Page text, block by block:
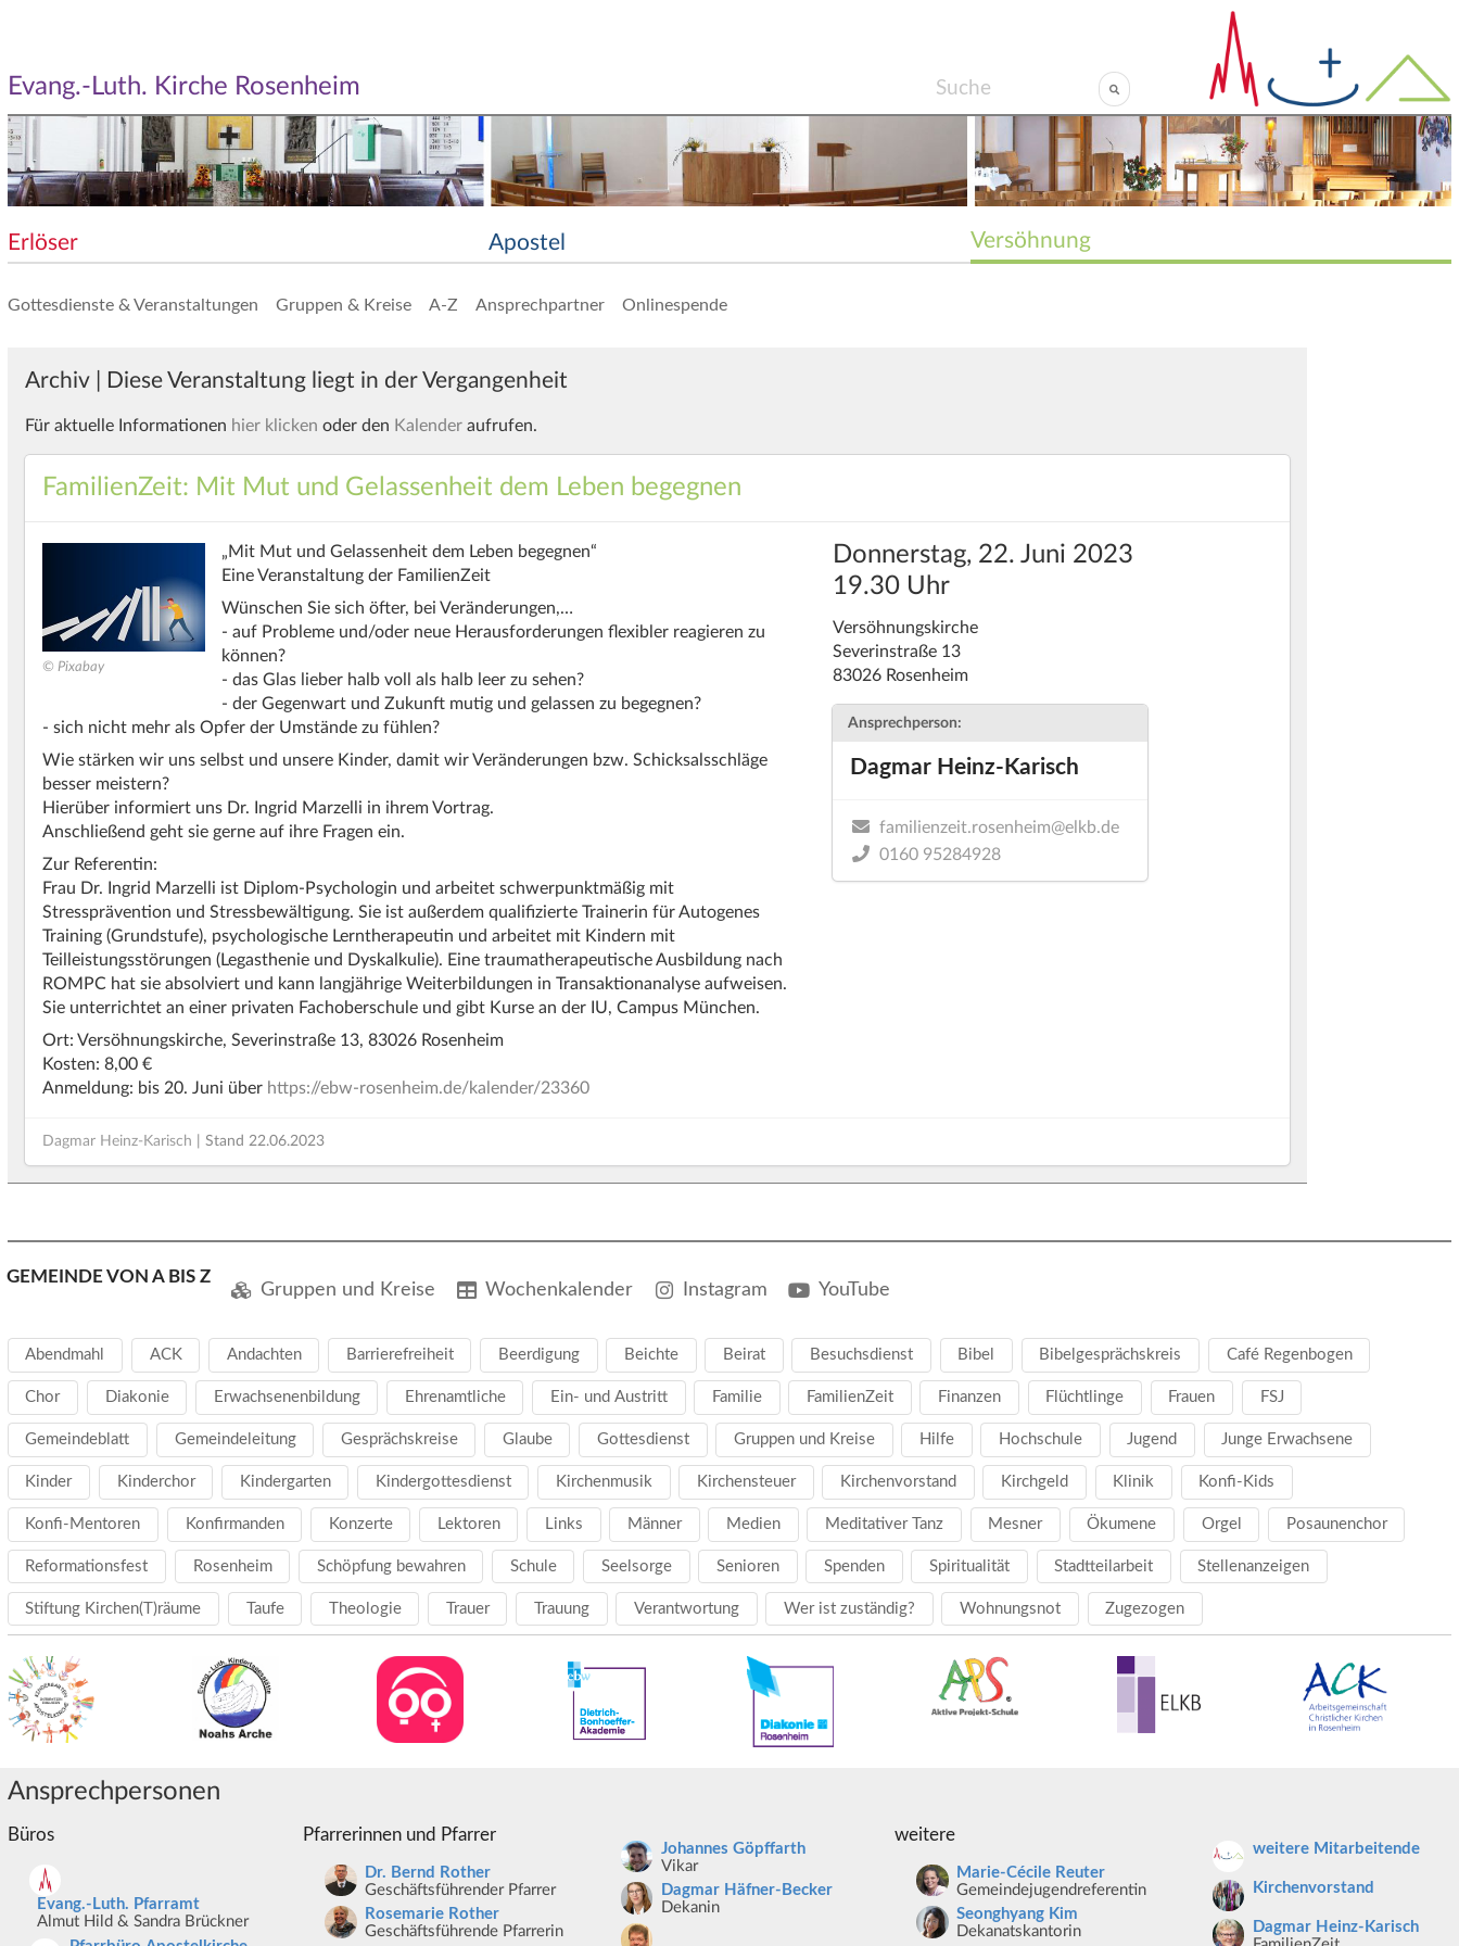
Evang.-Luth. Kirche Rosenheim
Erlöser Apostel Versöhnung
Gottesdienste & Veranstaltungen Gruppen & Kreise A-Z Ansprechpartner Onlinespende
Archiv | Diese Veranstaltung liegt in der Vergangenheit
Für aktuelle Informationen hier klicken oder den Kalenderaufrufen.
FamilienZeit: Mit Mut und Gelassenheit dem Leben begegnen
Donnerstag, 22. Juni 2023
19.30 Uhr
Versöhnungskirche
Severinstraße 13
83026 Rosenheim
Ansprechperson:
Dagmar Heinz-Karisch
familienzeit.rosenheim@elkb.de
0160 95284928
© Pixabay
„Mit Mut und Gelassenheit dem Leben begegnen“
Eine Veranstaltung der FamilienZeit
Wünschen Sie sich öfter, bei Veränderungen,…
- auf Probleme und/oder neue Herausforderungen flexibler reagieren zu
können?
- das Glas lieber halb voll als halb leer zu sehen?
- der Gegenwart und Zukunft mutig und gelassen zu begegnen?
- sich nicht mehr als Opfer der Umstände zu fühlen?
Wie stärken wir uns selbst und unsere Kinder, damit wir Veränderungen bzw. Schicksalsschläge
besser meistern?
Hierüber informiert uns Dr. Ingrid Marzelli in ihrem Vortrag.
Anschließend geht sie gerne auf ihre Fragen ein.
Zur Referentin:
Frau Dr. Ingrid Marzelli ist Diplom-Psychologin und arbeitet schwerpunktmäßig mit
Stressprävention und Stressbewältigung. Sie ist außerdem qualifizierte Trainerin für Autogenes
Training (Grundstufe), psychologische Lerntherapeutin und arbeitet mit Kindern mit
Teilleistungsstörungen (Legasthenie und Dyskalkulie). Eine traumatherapeutische Ausbildung nach
ROMPChat sie absolviert und kann langjährige Weiterbildungen in Transaktionanalyse aufweisen.
Sie unterrichtet an einer privaten Fachoberschule und gibt Kurse an der IU, Campus München.
Ort: Versöhnungskirche, Severinstraße 13, 83026 Rosenheim
Kosten: 8,00 €
Anmeldung: bis 20. Juni über https://ebw-rosenheim.de/kalender/23360
Dagmar Heinz-Karisch | Stand 22.06.2023
GEMEINDE VON A BIS Z
Gruppen und Kreise Wochenkalender Instagram YouTube
Abendmahl ACK Andachten Barrierefreiheit Beerdigung Beichte Beirat Besuchsdienst Bibel Bibelgesprächskreis Café Regenbogen
Chor Diakonie Erwachsenenbildung Ehrenamtliche Ein- und Austritt Familie FamilienZeit Finanzen Flüchtlinge Frauen FSJ
Gemeindeblatt Gemeindeleitung Gesprächskreise Glaube Gottesdienst Gruppen und Kreise Hilfe Hochschule Jugend Junge Erwachsene
Kinder Kinderchor Kindergarten Kindergottesdienst Kirchenmusik Kirchensteuer Kirchenvorstand Kirchgeld Klinik Konfi-Kids
Konfi-Mentoren Konfirmanden Konzerte Lektoren Links Männer Medien Meditativer Tanz Mesner Ökumene Orgel Posaunenchor
Reformationsfest Rosenheim Schöpfung bewahren Schule Seelsorge Senioren Spenden Spiritualität Stadtteilarbeit Stellenanzeigen
Stiftung Kirchen(T)räume Taufe Theologie Trauer Trauung Verantwortung Wer ist zuständig? Wohnungsnot Zugezogen
Ansprechpersonen
Büros
Evang.-Luth. Pfarramt
Almut Hild & Sandra Brückner
Pfarrerinnen und Pfarrer
Dr. Bernd Rother
Geschäftsführender Pfarrer
Rosemarie Rother
Geschäftsführende Pfarrerin
Johannes Göpffarth
Vikar
Dagmar Häfner-Becker
Dekanin
weitere
Marie-Cécile Reuter
Gemeindejugendreferentin
Seonghyang Kim
Dekanatskantorin
weitere Mitarbeitende
Kirchenvorstand
Dagmar Heinz-Karisch